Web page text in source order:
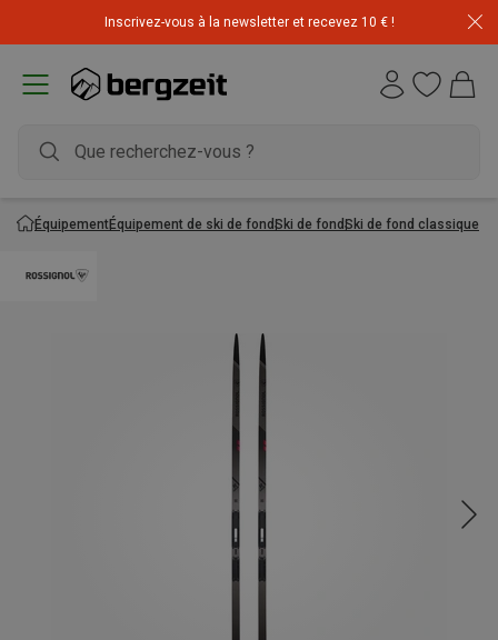
Inscrivez-vous à la newsletter et recevez 10 € !
ÉquipementÉquipement de ski de fondSki de fondSki de fond classique